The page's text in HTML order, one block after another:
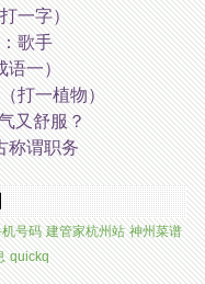
一字）
歌手
一）
打一植物）
又舒服？
称谓职务
号码 建管家杭州站 神州菜谱
quickq